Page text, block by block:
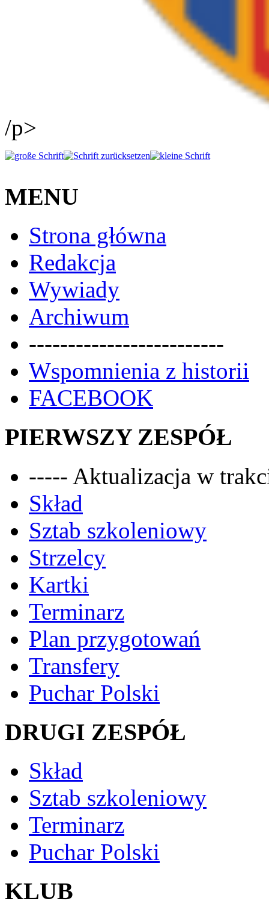
/p>
MENU
Strona główna
Redakcja
Wywiady
Archiwum
-------------------------
Wspomnienia z historii
FACEBOOK
PIERWSZY ZESPÓŁ
----- Aktualizacja w
Skład
Sztab szkoleniowy
Strzelcy
Kartki
Terminarz
Plan przygotowań
Transfery
Puchar Polski
DRUGI ZESPÓŁ
Skład
Sztab szkoleniowy
Terminarz
Puchar Polski
KLUB